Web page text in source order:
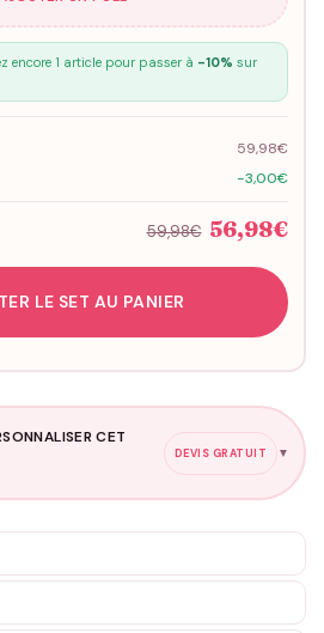
encore 1 article pour passer à -10% sur
59,98€
-3,00€
59,98€ 56,98€
LE SET AU PANIER
CET
DEVIS GRATUIT ▼
mesure
de 3 à 10€ selon la demande